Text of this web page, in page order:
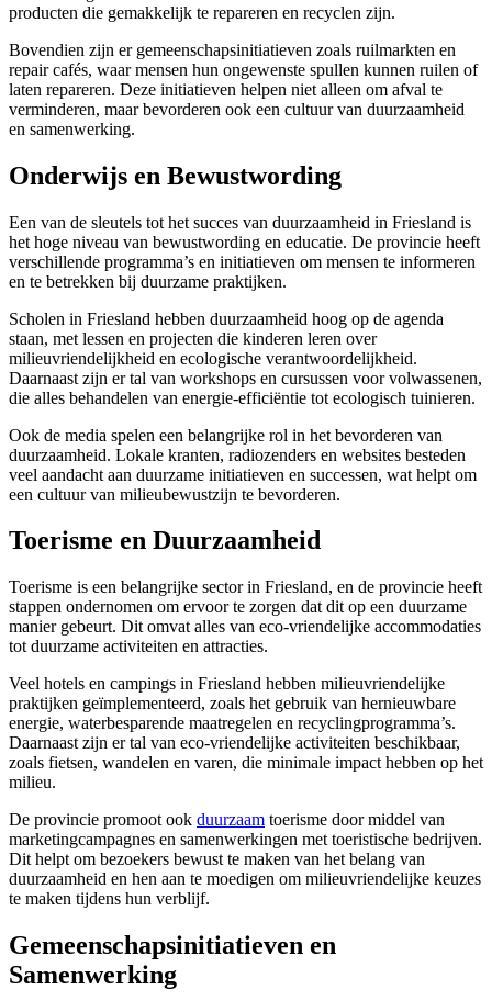
producten die gemakkelijk te repareren en recyclen zijn.
Bovendien zijn er gemeenschapsinitiatieven zoals ruilmarkten en
repair cafés, waar mensen hun ongewenste spullen kunnen ruilen of
laten repareren. Deze initiatieven helpen niet alleen om afval te
verminderen, maar bevorderen ook een cultuur van duurzaamheid
en samenwerking.
Onderwijs en Bewustwording
Een van de sleutels tot het succes van duurzaamheid in Friesland is
het hoge niveau van bewustwording en educatie. De provincie heeft
verschillende programma’s en initiatieven om mensen te informeren
en te betrekken bij duurzame praktijken.
Scholen in Friesland hebben duurzaamheid hoog op de agenda
staan, met lessen en projecten die kinderen leren over
milieuvriendelijkheid en ecologische verantwoordelijkheid.
Daarnaast zijn er tal van workshops en cursussen voor volwassenen,
die alles behandelen van energie-efficiëntie tot ecologisch tuinieren.
Ook de media spelen een belangrijke rol in het bevorderen van
duurzaamheid. Lokale kranten, radiozenders en websites besteden
veel aandacht aan duurzame initiatieven en successen, wat helpt om
een cultuur van milieubewustzijn te bevorderen.
Toerisme en Duurzaamheid
Toerisme is een belangrijke sector in Friesland, en de provincie heeft
stappen ondernomen om ervoor te zorgen dat dit op een duurzame
manier gebeurt. Dit omvat alles van eco-vriendelijke accommodaties
tot duurzame activiteiten en attracties.
Veel hotels en campings in Friesland hebben milieuvriendelijke
praktijken geïmplementeerd, zoals het gebruik van hernieuwbare
energie, waterbesparende maatregelen en recyclingprogramma’s.
Daarnaast zijn er tal van eco-vriendelijke activiteiten beschikbaar,
zoals fietsen, wandelen en varen, die minimale impact hebben op het
milieu.
De provincie promoot ook duurzaam toerisme door middel van
marketingcampagnes en samenwerkingen met toeristische bedrijven.
Dit helpt om bezoekers bewust te maken van het belang van
duurzaamheid en hen aan te moedigen om milieuvriendelijke keuzes
te maken tijdens hun verblijf.
Gemeenschapsinitiatieven en
Samenwerking